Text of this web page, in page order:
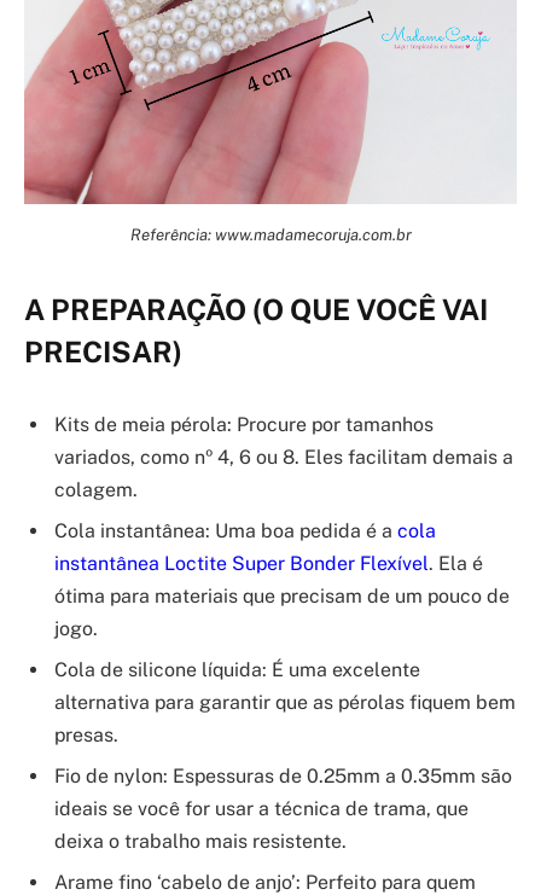
Referência: www.madamecoruja.com.br
A PREPARAÇÃO (O QUE VOCÊ VAI
PRECISAR)
Kits de meia pérola: Procure por tamanhos
variados, como nº 4, 6 ou 8. Eles facilitam demais a
colagem.
Cola instantânea: Uma boa pedida é a cola
instantânea Loctite Super Bonder Flexível. Ela é
ótima para materiais que precisam de um pouco de
jogo.
Cola de silicone líquida: É uma excelente
alternativa para garantir que as pérolas fiquem bem
presas.
Fio de nylon: Espessuras de 0.25mm a 0.35mm são
ideais se você for usar a técnica de trama, que
deixa o trabalho mais resistente.
Arame fino ‘cabelo de anjo’: Perfeito para quem